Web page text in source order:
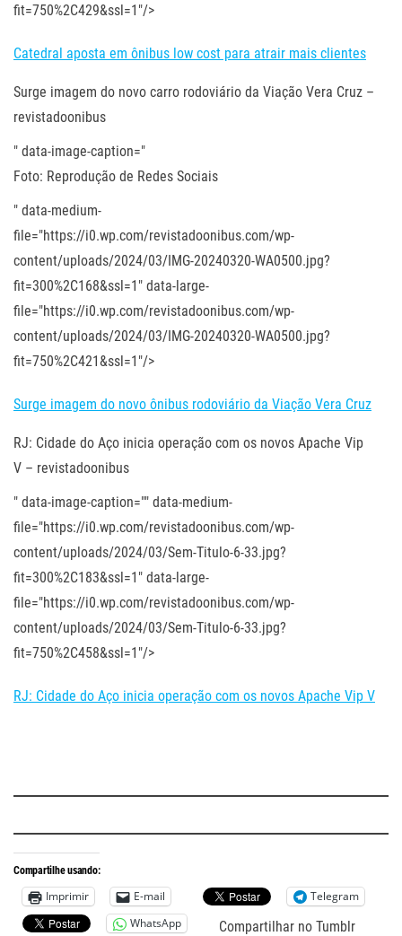
fit=750%2C429&ssl=1"/>
Catedral aposta em ônibus low cost para atrair mais clientes
Surge imagem do novo carro rodoviário da Viação Vera Cruz –
revistadoonibus
" data-image-caption="
Foto: Reprodução de Redes Sociais
" data-medium-
file="https://i0.wp.com/revistadoonibus.com/wp-
content/uploads/2024/03/IMG-20240320-WA0500.jpg?
fit=300%2C168&ssl=1" data-large-
file="https://i0.wp.com/revistadoonibus.com/wp-
content/uploads/2024/03/IMG-20240320-WA0500.jpg?
fit=750%2C421&ssl=1"/>
Surge imagem do novo ônibus rodoviário da Viação Vera Cruz
RJ: Cidade do Aço inicia operação com os novos Apache Vip
V – revistadoonibus
" data-image-caption="" data-medium-
file="https://i0.wp.com/revistadoonibus.com/wp-
content/uploads/2024/03/Sem-Titulo-6-33.jpg?
fit=300%2C183&ssl=1" data-large-
file="https://i0.wp.com/revistadoonibus.com/wp-
content/uploads/2024/03/Sem-Titulo-6-33.jpg?
fit=750%2C458&ssl=1"/>
RJ: Cidade do Aço inicia operação com os novos Apache Vip V
Compartilhe usando:
Imprimir E-mail
Telegram
WhatsApp
Compartilhar no Tumblr